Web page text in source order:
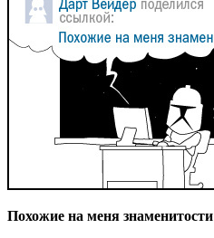
Похожие на меня знаменитости